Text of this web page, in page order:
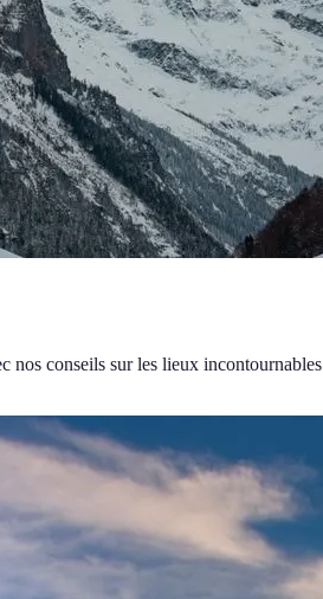
nos conseils sur les lieux